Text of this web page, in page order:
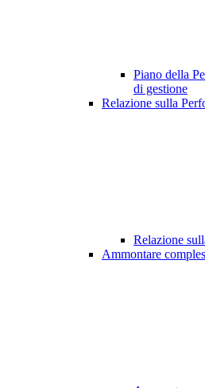
Piano della
di gestione
Relazione sulla
Relazione
Ammontare